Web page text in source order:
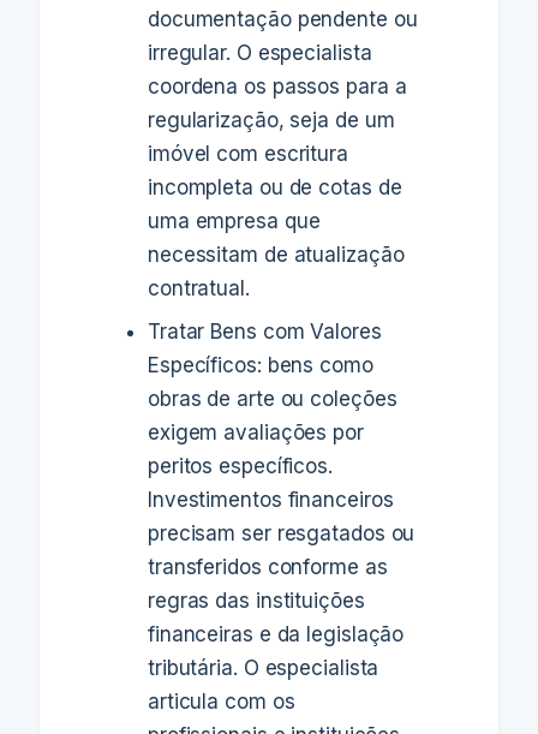
documentação pendente ou
irregular. O especialista
coordena os passos para a
regularização, seja de um
imóvel com escritura
incompleta ou de cotas de
uma empresa que
necessitam de atualização
contratual.
Tratar Bens com Valores
Específicos: bens como
obras de arte ou coleções
exigem avaliações por
peritos específicos.
Investimentos financeiros
precisam ser resgatados ou
transferidos conforme as
regras das instituições
financeiras e da legislação
tributária. O especialista
articula com os